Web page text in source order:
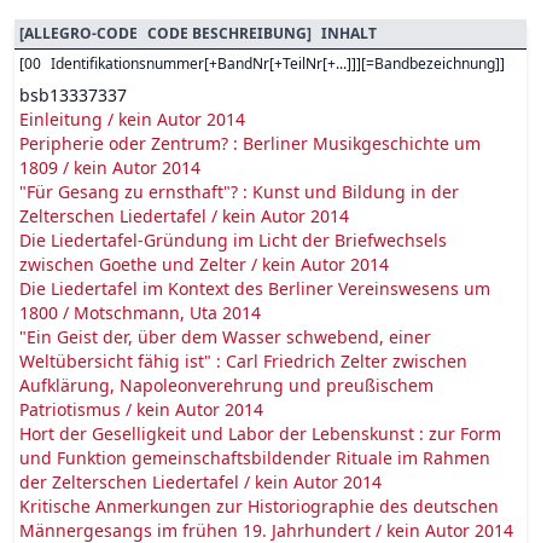
[ALLEGRO-CODE CODE BESCHREIBUNG] INHALT
[00 Identifikationsnummer[+BandNr[+TeilNr[+...]]][=Bandbezeichnung]]
bsb13337337
Einleitung / kein Autor 2014
Peripherie oder Zentrum? : Berliner Musikgeschichte um
1809 / kein Autor 2014
"Für Gesang zu ernsthaft"? : Kunst und Bildung in der
Zelterschen Liedertafel / kein Autor 2014
Die Liedertafel-Gründung im Licht der Briefwechsels
zwischen Goethe und Zelter / kein Autor 2014
Die Liedertafel im Kontext des Berliner Vereinswesens um
1800 / Motschmann, Uta 2014
"Ein Geist der, über dem Wasser schwebend, einer
Weltübersicht fähig ist" : Carl Friedrich Zelter zwischen
Aufklärung, Napoleonverehrung und preußischem
Patriotismus / kein Autor 2014
Hort der Geselligkeit und Labor der Lebenskunst : zur Form
und Funktion gemeinschaftsbildender Rituale im Rahmen
der Zelterschen Liedertafel / kein Autor 2014
Kritische Anmerkungen zur Historiographie des deutschen
Männergesangs im frühen 19. Jahrhundert / kein Autor 2014